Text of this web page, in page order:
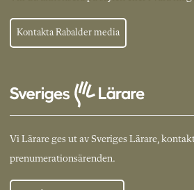
Kontakta Rabalder media
Vi Lärare ges ut av Sveriges Lärare,
prenumerationsärenden.